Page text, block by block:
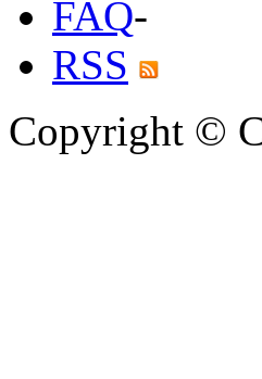
FAQ-
RSS
Copyright ©